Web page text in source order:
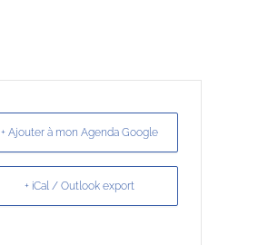
+ Ajouter à mon Agenda Google
+ iCal / Outlook export